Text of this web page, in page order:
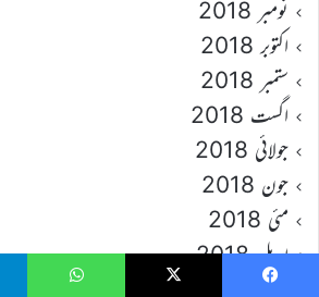
نومبر 2018
اکتوبر 2018
ستمبر 2018
اگست 2018
جولائی 2018
جون 2018
مئی 2018
اپریل 2018
مارچ 2018